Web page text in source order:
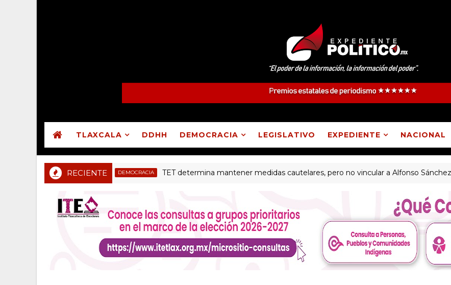
TLAXCALA DDHH DEMOCRACIA LEGISLATIVO EXPEDIENTE NACIONAL
RECIENTEDEMOCRACIA TET determina mantener medidas cautelares, pero no vincular a Alfonso Sánchez García